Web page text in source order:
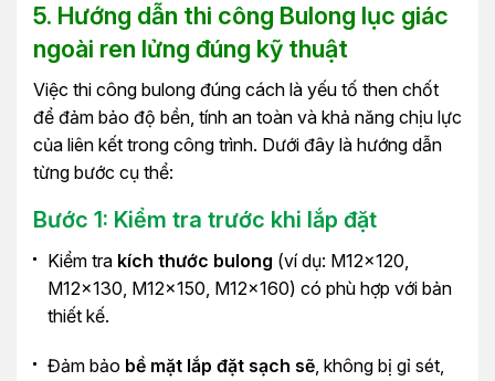
5. Hướng dẫn thi công Bulong lục giác
ngoài ren lửng đúng kỹ thuật
Việc thi công bulong đúng cách là yếu tố then chốt
để đảm bảo độ bền, tính an toàn và khả năng chịu lực
của liên kết trong công trình. Dưới đây là hướng dẫn
từng bước cụ thể:
Bước 1: Kiểm tra trước khi lắp đặt
Kiểm tra kích thước bulong (ví dụ: M12x120,
M12x130, M12x150, M12x160) có phù hợp với bản
thiết kế.
Đảm bảo bề mặt lắp đặt sạch sẽ, không bị gỉ sét,